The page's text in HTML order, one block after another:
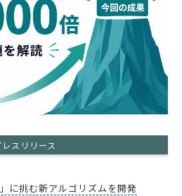
レスリリース
に挑む新アルゴリズムを開発